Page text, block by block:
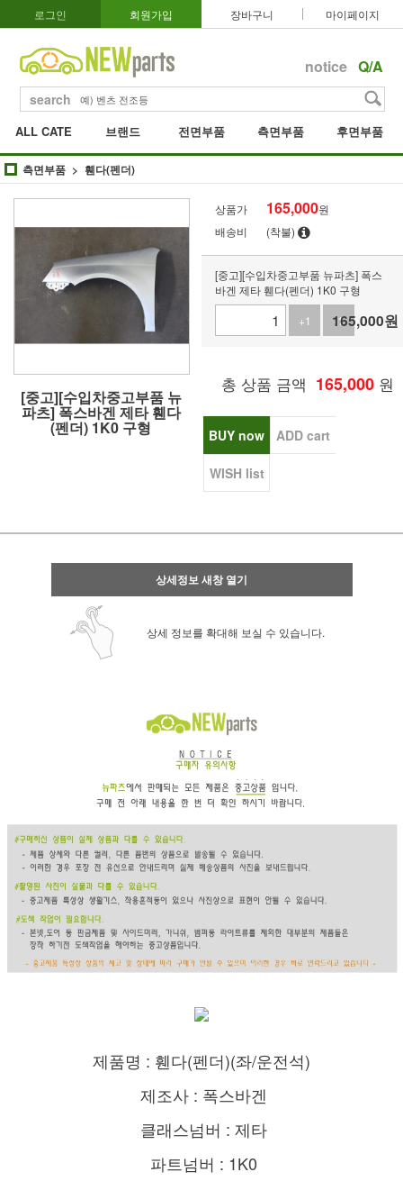
로그인 회원가입 장바구니 마이페이지
notice Q/A
search
ALL CATE 브랜드 전면부품 측면부품 후면부품
측면부품 휀다(펜더)
[중고][수입차중고부품 뉴
파츠] 폭스바겐 제타 휀다
(펜더) 1K0 구형
상품가 165,000원
배송비
(착불)
[중고][수입차중고부품 뉴파츠] 폭스
바겐 제타 휀다(펜더) 1K0 구형
+1
-1
165,000원
총 상품 금액 165,000 원
BUY now ADD cart
WISH list
상세정보 새창 열기
상세 정보를 확대해 보실 수 있습니다.
제품명 : 휀다(펜더)(좌/운전석)
제조사 : 폭스바겐
클래스넘버 : 제타
파트넘버 : 1K0